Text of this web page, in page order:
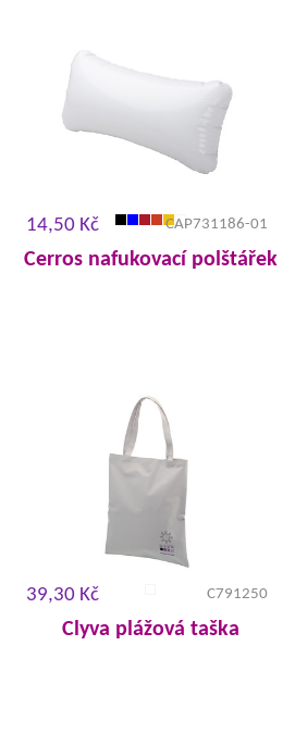
14,50 Kč CAP731186-01
Cerros nafukovací polštářek
39,30 Kč C791250
Clyva plážová taška